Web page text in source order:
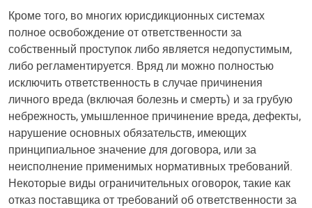
Кроме того, во многих юрисдикционных системах
полное освобождение от ответственности за
собственный проступок либо является недопустимым,
либо регламентируется. Вряд ли можно полностью
исключить ответственность в случае причинения
личного вреда (включая болезнь и смерть) и за грубую
небрежность, умышленное причинение вреда, дефекты,
нарушение основных обязательств, имеющих
принципиальное значение для договора, или за
неисполнение применимых нормативных требований.
Некоторые виды ограничительных оговорок, такие как
отказ поставщика от требований об ответственности за